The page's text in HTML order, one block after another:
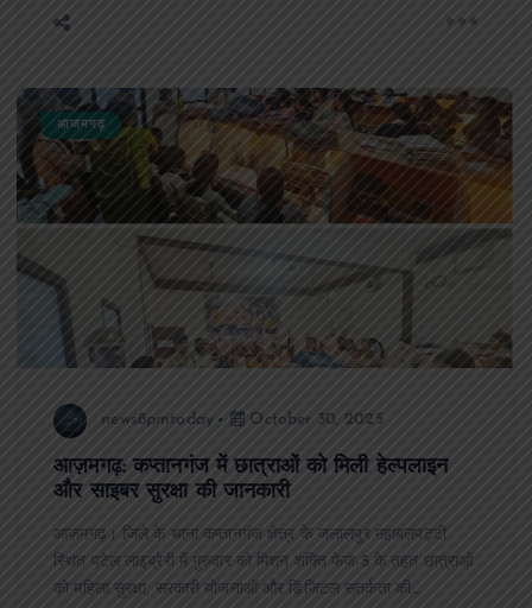
आजमगढ़
news8pmtoday October 30, 2025
आज़मगढ़: कप्तानगंज में छात्राओं को मिली हेल्पलाइन
और साइबर सुरक्षा की जानकारी
आज़मगढ़। जिले के थाना कप्तानगंज क्षेत्र के जलालपुर महाबलपट्टी
स्थित पटेल लाइब्रेरी में गुरुवार को मिशन शक्ति फेज-5 के तहत छात्राओं
को महिला सुरक्षा, सरकारी योजनाओं और डिजिटल सतर्कता की…